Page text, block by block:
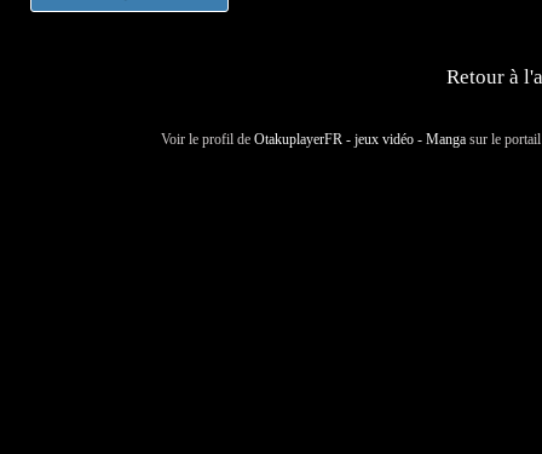
Retour à
Voir le profil de OtakuplayerFR - jeux vidéo - Manga sur le